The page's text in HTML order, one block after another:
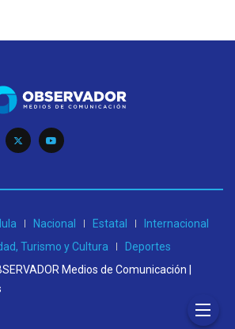
Nacional Estatal
Internacional
Turismo y Cultura
Deportes
Medios de Comunicación |